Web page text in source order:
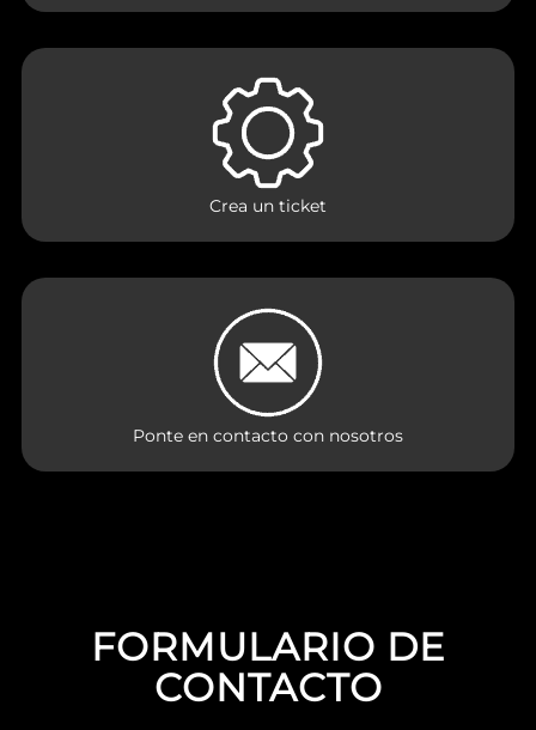
Crea un ticket
Ponte en contacto con nosotros
FORMULARIO DE
CONTACTO